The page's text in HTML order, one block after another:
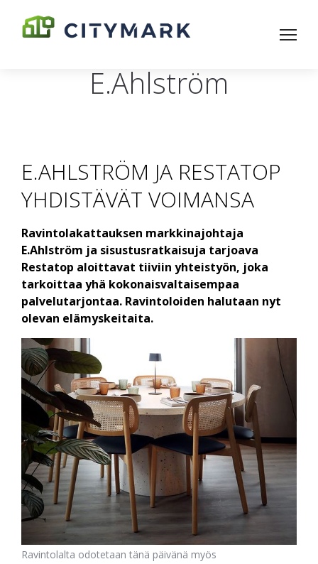
E.Ahlström
E.AHLSTRÖM JA RESTATOP
YHDISTÄVÄT VOIMANSA
Ravintolakattauksen markkinajohtaja
E.Ahlström ja sisustusratkaisuja tarjoava
Restatop aloittavat tiiviin yhteistyön, joka
tarkoittaa yhä kokonaisvaltaisempaa
palvelutarjontaa. Ravintoloiden halutaan nyt
olevan elämyskeitaita.
Ravintolalta odotetaan tänä päivänä myös